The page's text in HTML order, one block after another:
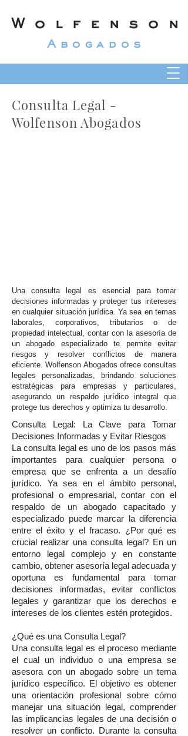
Wolfenson
Abogados
Consulta Legal -
Wolfenson Abogados
Una consulta legal es esencial para tomar
decisiones informadas y proteger tus intereses
en cualquier situación jurídica. Ya sea en temas
laborales, corporativos, tributarios o de
propiedad intelectual, contar con la asesoría de
un abogado especializado te permite evitar
riesgos y resolver conflictos de manera
eficiente. Wolfenson Abogados ofrece consultas
legales personalizadas, brindando soluciones
estratégicas para empresas y particulares,
asegurando un respaldo jurídico integral que
protege tus derechos y optimiza tu desarrollo.
Consulta Legal: La Clave para Tomar
Decisiones Informadas y Evitar Riesgos
La consulta legal es uno de los pasos más
importantes para cualquier persona o
empresa que se enfrenta a un desafío
jurídico. Ya sea en el ámbito personal,
profesional o empresarial, contar con el
respaldo de un abogado capacitado y
especializado puede marcar la diferencia
entre el éxito y el fracaso. ¿Por qué es
crucial realizar una consulta legal? En un
entorno legal complejo y en constante
cambio, obtener asesoría legal adecuada y
oportuna es fundamental para tomar
decisiones informadas, evitar conflictos
legales y garantizar que los derechos e
intereses de los clientes estén protegidos.
¿Qué es una Consulta Legal?
Una consulta legal es el proceso mediante
el cual un individuo o una empresa se
asesora con un abogado sobre un tema
jurídico específico. El objetivo es obtener
una orientación profesional sobre cómo
manejar una situación legal, comprender
las implicancias legales de una decisión o
resolver un conflicto. Durante la consulta